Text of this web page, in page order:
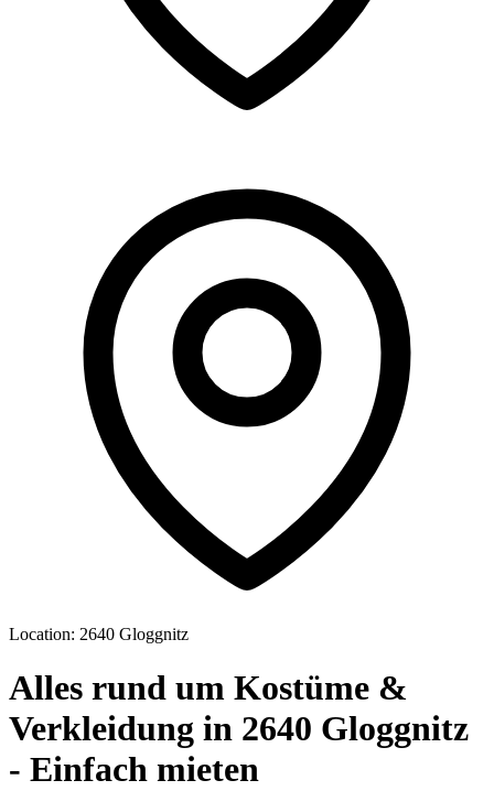
Location: 2640 Gloggnitz
Alles rund um Kostüme &
Verkleidung in 2640 Gloggnitz
- Einfach mieten